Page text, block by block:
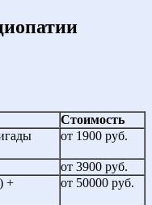
Стоимость
от 1900 руб.
от 3900 руб.
+
от 50000 руб.